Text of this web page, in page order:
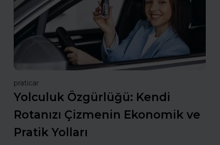
praticar
Yolculuk Özgürlüğü: Kendi
Rotanızı Çizmenin Ekonomik ve
Pratik Yolları